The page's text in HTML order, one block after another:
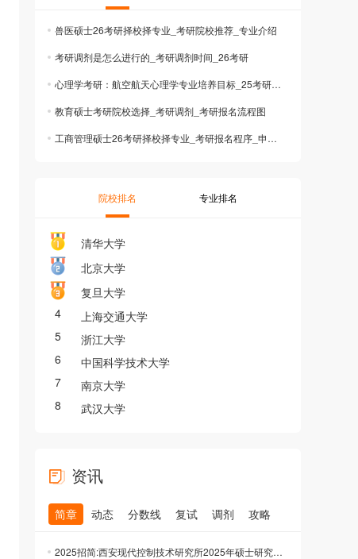
兽医硕士26考研择校择专业_考研院校推荐_专业介绍
考研调剂是怎么进行的_考研调剂时间_26考研
心理学考研：航空航天心理学专业培养目标_25考研_考研调剂
教育硕士考研院校选择_考研调剂_考研报名流程图
工商管理硕士26考研择校择专业_考研报名程序_申请考研调剂
院校排名 专业排名
清华大学
北京大学
复旦大学
4
上海交通大学
5
浙江大学
6
中国科学技术大学
7
南京大学
8
武汉大学
资讯
简章 动态 分数线 复试 调剂 攻略
2025招简:西安现代控制技术研究所2025年硕士研究生招生简章公布